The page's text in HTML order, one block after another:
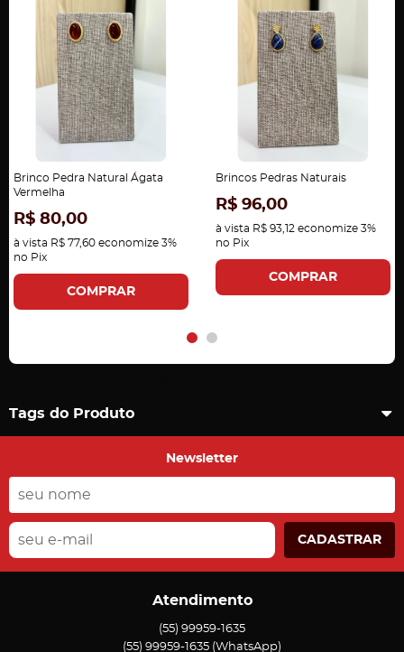
Brinco Pedra Natural Ágata
Vermelha
R$ 80,00
à vista R$ 77,60 economize 3%
no Pix
COMPRAR
Brincos Pedras Naturais
R$ 96,00
à vista R$ 93,12 economize 3%
no Pix
COMPRAR
Tags do Produto
Newsletter
CADASTRAR
Atendimento
(55) 99959-1635
(55) 99959-1635 (WhatsApp)